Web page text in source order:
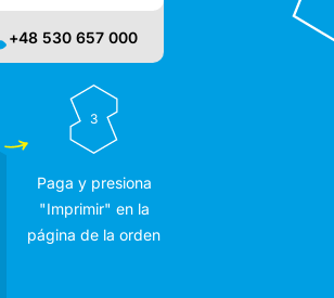
+48 530 657 000
3
Paga y presiona
"Imprimir" en la
página de la orden